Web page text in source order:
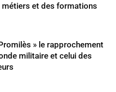
et des formations
» le rapprochement
militaire et celui des